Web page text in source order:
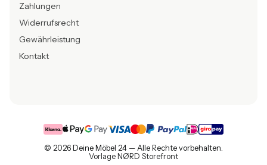
Zahlungen
Widerrufsrecht
Gewährleistung
Kontakt
© 2026 Deine Möbel 24 — Alle Rechte vorbehalten.
Vorlage NØRD Storefront